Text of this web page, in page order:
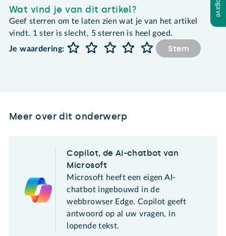
Wat vind je van dit artikel?
Geef sterren om te laten zien wat je van het artikel
vindt. 1 ster is slecht, 5 sterren is heel goed.
Je waardering:
Stem
Meer over dit onderwerp
Copilot, de AI-chatbot van
Microsoft
Microsoft heeft een eigen AI-
chatbot ingebouwd in de
webbrowser Edge. Copilot geeft
antwoord op al uw vragen, in
lopende tekst.